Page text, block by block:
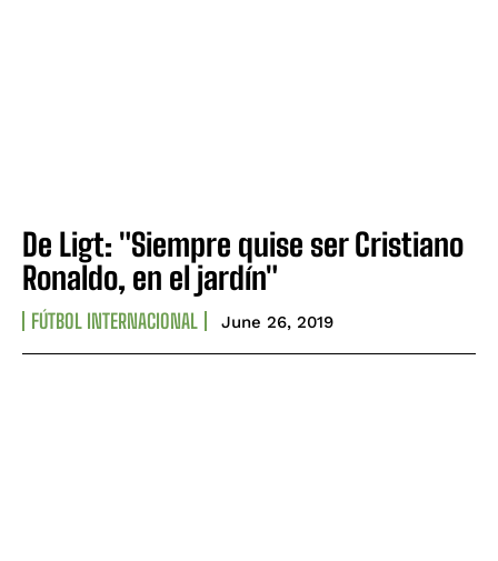
De Ligt: "Siempre quise ser Cristiano
Ronaldo, en el jardín"
FÚTBOL INTERNACIONAL June 26, 2019